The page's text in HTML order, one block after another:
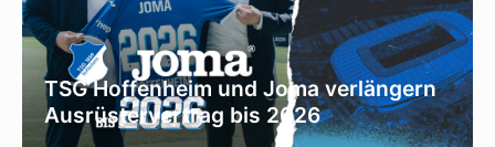
TSG Hoffenheim und Joma verlängern
Ausrüstervertrag bis 2026